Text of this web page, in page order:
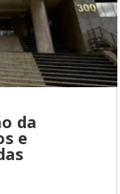
da
e